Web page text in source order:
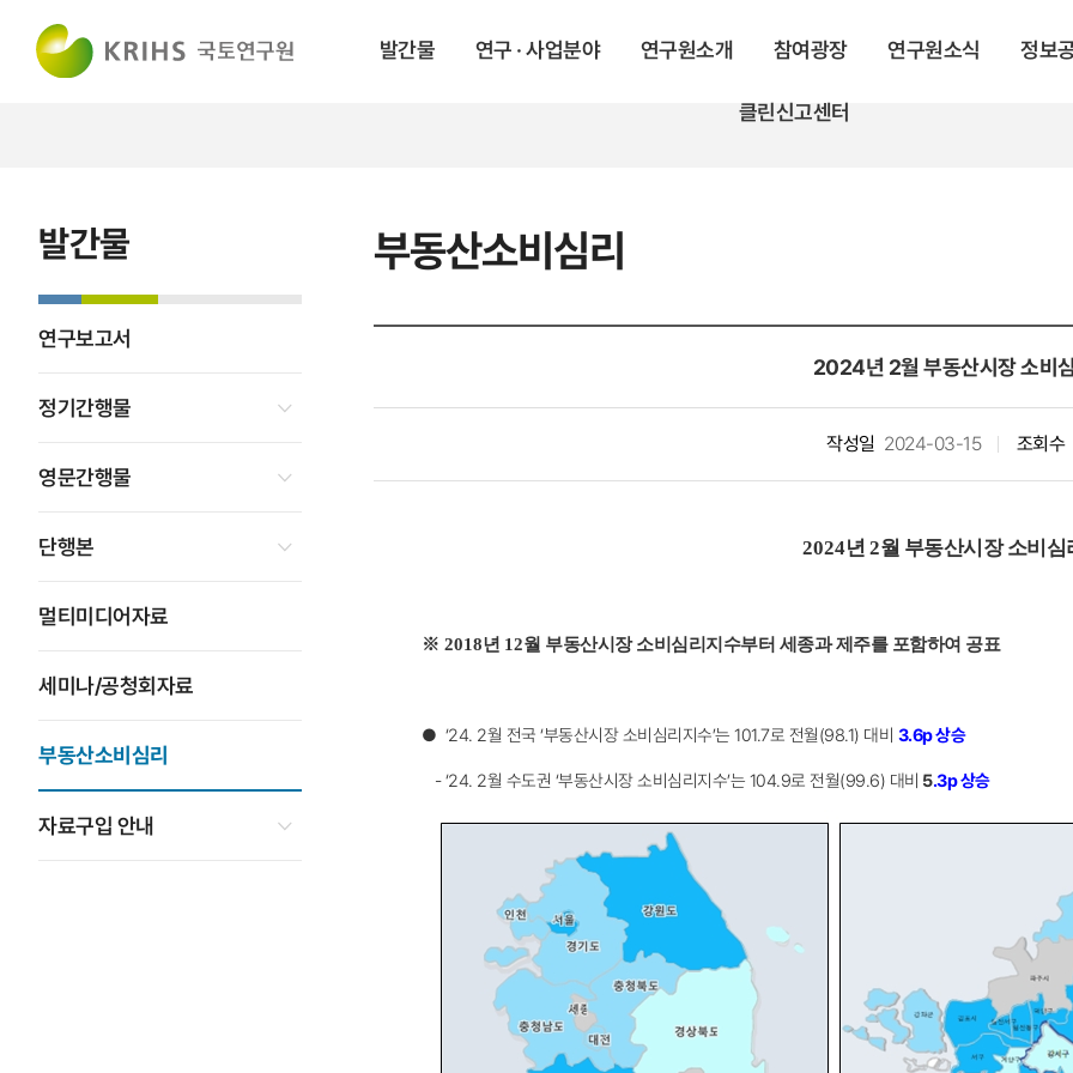
발간물 연구 · 사업분야 연구원소개 참여광장 연구원소식 정보
클린신고센터
부동산소비심리
발간물
연구보고서
정기간행물
영문간행물
단행본
멀티미디어자료
세미나/공청회자료
부동산소비심리
자료구입 안내
2024년 2월 부동산시장 소비
작성일 2024-03-15 조회수
2024년 2월 부동산시장 소비심
※ 2018년 12월 부동산시장 소비심리지수부터 세종과 제주를 포함하여 공표
● ‘24. 2월 전국 ‘부동산시장 소비심리지수’는 101.7로 전월(98.1) 대비 3.6p 상승
-‘24. 2월 수도권 ‘부동산시장 소비심리지수’는 104.9로 전월(99.6) 대비 5.3p 상승